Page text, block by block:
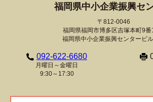
福岡県中小企業振興セ
〒812-0046
福岡県福岡市博多区吉塚本町9番
福岡県中小企業振興センタービ
092-622-6680
月曜日～金曜日
9:30～17:30